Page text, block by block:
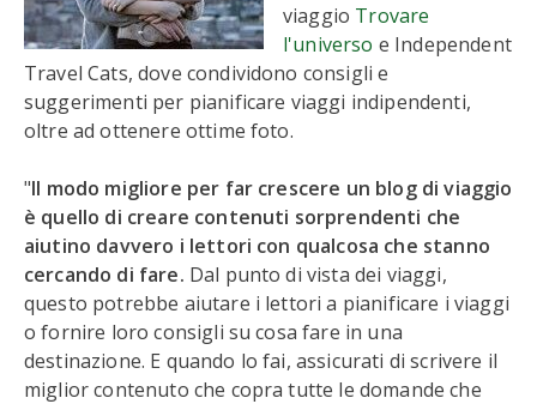
viaggio Trovare
l'universo e Independent
Travel Cats, dove condividono consigli e
suggerimenti per pianificare viaggi indipendenti,
oltre ad ottenere ottime foto.
"Il modo migliore per far crescere un blog di viaggio
è quello di creare contenuti sorprendenti che
aiutino davvero i lettori con qualcosa che stanno
cercando di fare. Dal punto di vista dei viaggi,
questo potrebbe aiutare i lettori a pianificare i viaggi
o fornire loro consigli su cosa fare in una
destinazione. E quando lo fai, assicurati di scrivere il
miglior contenuto che copra tutte le domande che